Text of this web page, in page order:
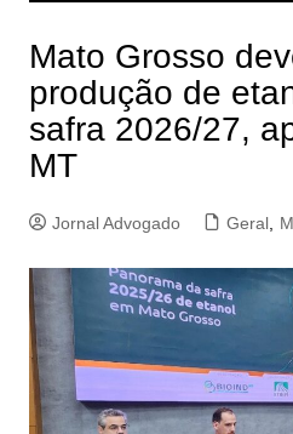
Mato Grosso
produção de
safra 2026/27,
MT
Jornal Advogado Geral,